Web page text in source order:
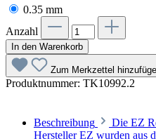
0.35 mm
Anzahl
In den Warenkorb
Zum Merkzettel
Produktnummer: TK10992.2
Beschreibung
Die EZ
Hersteller EZ wurden aus